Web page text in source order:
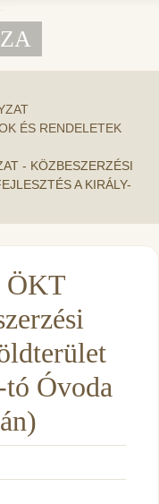
ÉS RENDELETEK
- KÖZBESZERZÉSI
A KIRÁLY-
ÖKT
Óvoda